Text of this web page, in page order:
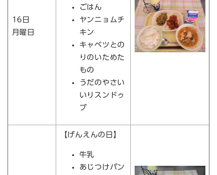
16日
月曜日
ごはん
ヤンニョムチ
キン
キャベツとの
りのいためた
もの
うだのやさい
いりスンドゥ
ブ
【げんえんの日】
牛乳
あじつけパン